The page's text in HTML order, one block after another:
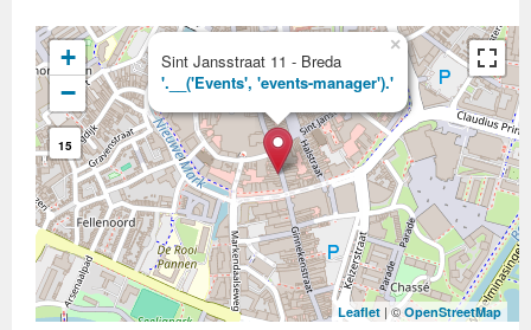
Sint Jansstraat 11 - Breda
'.__('Events', 'events-manager').'
×
+
−
15
Leaflet | ©OpenStreetMap